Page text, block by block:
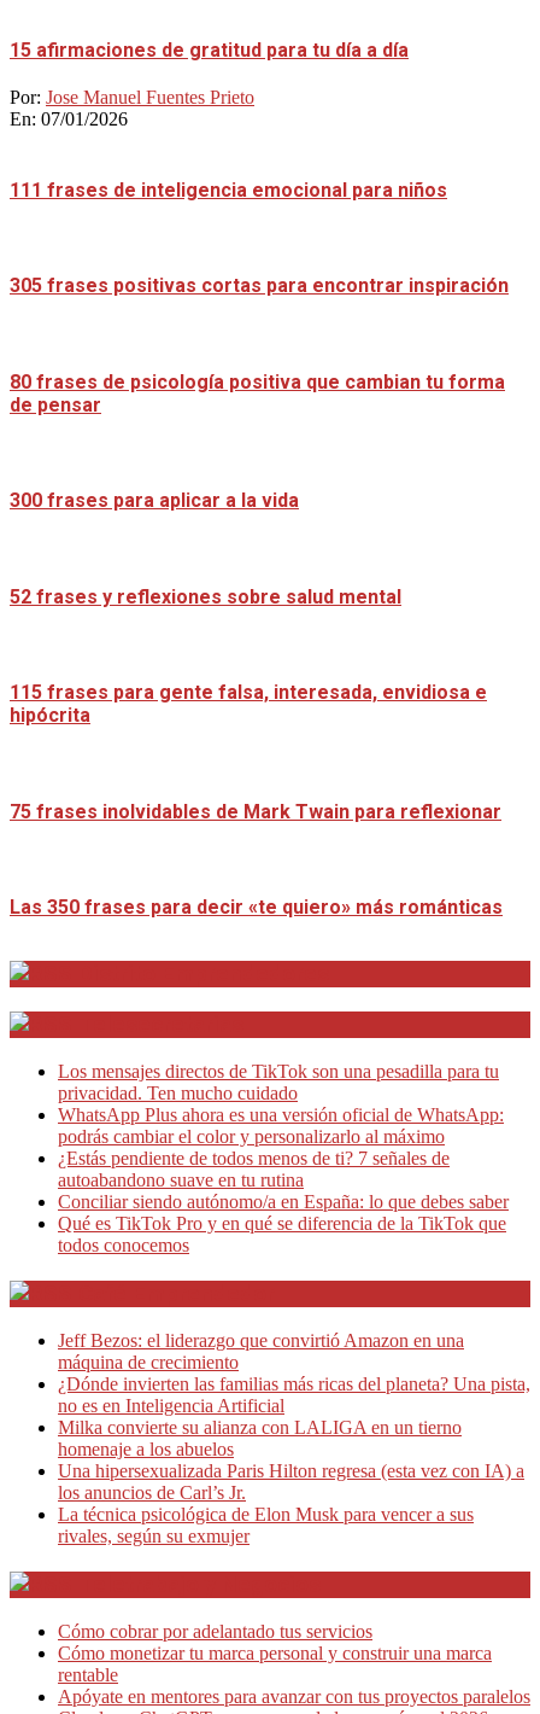
15 afirmaciones de gratitud para tu día a día
Por: Jose Manuel Fuentes Prieto
En: 07/01/2026
111 frases de inteligencia emocional para niños
305 frases positivas cortas para encontrar inspiración
80 frases de psicología positiva que cambian tu forma
de pensar
300 frases para aplicar a la vida
52 frases y reflexiones sobre salud mental
115 frases para gente falsa, interesada, envidiosa e
hipócrita
75 frases inolvidables de Mark Twain para reflexionar
Las 350 frases para decir «te quiero» más románticas
Los mensajes directos de TikTok son una pesadilla para tu
privacidad. Ten mucho cuidado
WhatsApp Plus ahora es una versión oficial de WhatsApp:
podrás cambiar el color y personalizarlo al máximo
¿Estás pendiente de todos menos de ti? 7 señales de
autoabandono suave en tu rutina
Conciliar siendo autónomo/a en España: lo que debes saber
Qué es TikTok Pro y en qué se diferencia de la TikTok que
todos conocemos
Jeff Bezos: el liderazgo que convirtió Amazon en una
máquina de crecimiento
¿Dónde invierten las familias más ricas del planeta? Una pista,
no es en Inteligencia Artificial
Milka convierte su alianza con LALIGA en un tierno
homenaje a los abuelos
Una hipersexualizada Paris Hilton regresa (esta vez con IA) a
los anuncios de Carl’s Jr.
La técnica psicológica de Elon Musk para vencer a sus
rivales, según su exmujer
Cómo cobrar por adelantado tus servicios
Cómo monetizar tu marca personal y construir una marca
rentable
Apóyate en mentores para avanzar con tus proyectos paralelos